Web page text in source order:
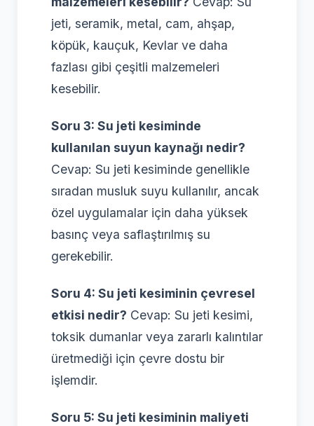
jeti, seramik, metal, cam, ahşap,
köpük, kauçuk, Kevlar ve daha
fazlası gibi çeşitli malzemeleri
kesebilir.
Soru 3: Su jeti kesiminde
kullanılan suyun kaynağı nedir?
Cevap: Su jeti kesiminde genellikle
sıradan musluk suyu kullanılır, ancak
özel uygulamalar için daha yüksek
basınç veya saflaştırılmış su
gerekebilir.
Soru 4: Su jeti kesiminin çevresel
etkisi nedir? Cevap: Su jeti kesimi,
toksik dumanlar veya zararlı kalıntılar
üretmediği için çevre dostu bir
işlemdir.
Soru 5: Su jeti kesiminin maliyeti